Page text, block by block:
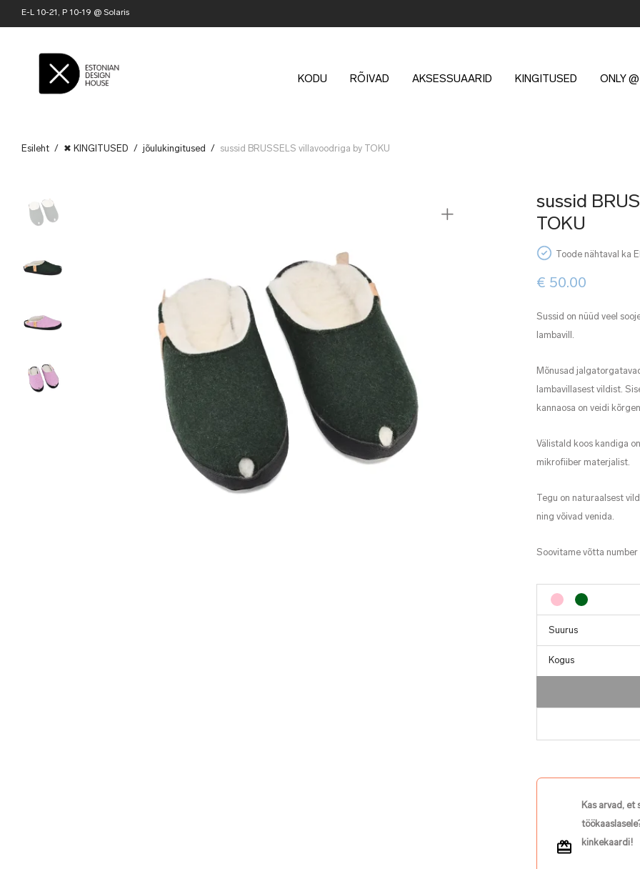
E-L 10-21, P 10-19 @ Solaris
KODU RÕIVAD AKSESSUAARID KINGITUSED ONLY
Esileht / ✖ KINGITUSED / jõulukingitused / sussid BRUSSELS villavoodriga by TOKU
sussid
TOKU
Toode nähtaval ka
€ 50.00
Sussid on nüüd veel
lambavill.
Mõnusad
lambavillasest vildist.
kannaosa on veidi
Välistald koos kandiga
mikrofiiber materjalist.
Tegu on naturaalsest
ning võivad venida.
Soovitame võtta number
Kogus
Kas arvad, et
kinkekaardi!